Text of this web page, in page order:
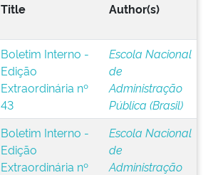
Title Author(s)
Boletim Interno -
Edição
Extraordinária nº
43
Escola Nacional
de
Administração
Pública (Brasil)
Boletim Interno -
Edição
Extraordinária nº
Escola Nacional
de
Administração